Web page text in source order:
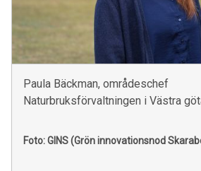
Paula Bäckman, områdeschef
Naturbruksförvaltningen i Västra
Foto: GINS (Grön innovationsnod